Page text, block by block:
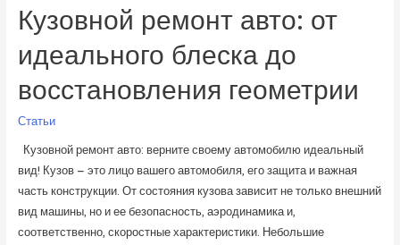
Кузовной ремонт авто: от
идеального блеска до
восстановления геометрии
Статьи
Кузовной ремонт авто: верните своему автомобилю идеальный
вид! Кузов – это лицо вашего автомобиля, его защита и важная
часть конструкции. От состояния кузова зависит не только внешний
вид машины, но и ее безопасность, аэродинамика и,
соответственно, скоростные характеристики. Небольшие